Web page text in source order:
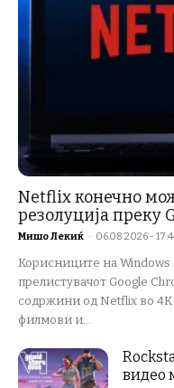
Netflix конечно
резолуција преку
Мишо Лекиќ - 06.08.2026 -
Корисниците на
прелистувачот Google
содржини од Netflix во 4K
филмови и...
видео